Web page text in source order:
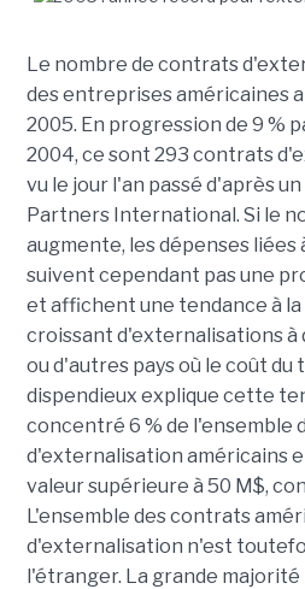
Le nombre de contrats
des entreprises américaines
2005. En progression de 9 %
2004, ce sont 293 contrats
vu le jour l'an passé d'après
Partners International. Si le
augmente, les dépenses
suivent cependant pas une
et affichent une tendance à la
croissant d'externalisations à
ou d'autres pays où le coût du
dispendieux explique cette
concentré 6 % de l'ensemble
d'externalisation américains
valeur supérieure à 50 M$,
L'ensemble des contrats
d'externalisation n'est
l'étranger. La grande